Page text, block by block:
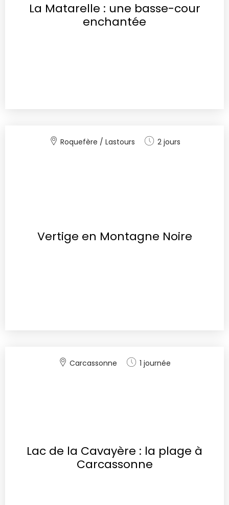
La Matarelle : une basse-cour
enchantée
Roquefère / Lastours 2 jours
Vertige en Montagne Noire
Carcassonne 1 journée
Lac de la Cavayère : la plage à
Carcassonne